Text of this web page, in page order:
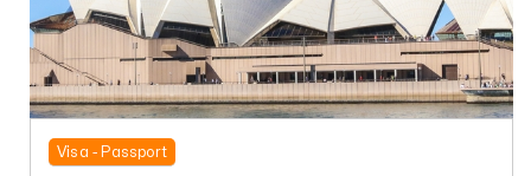
Visa - Passport